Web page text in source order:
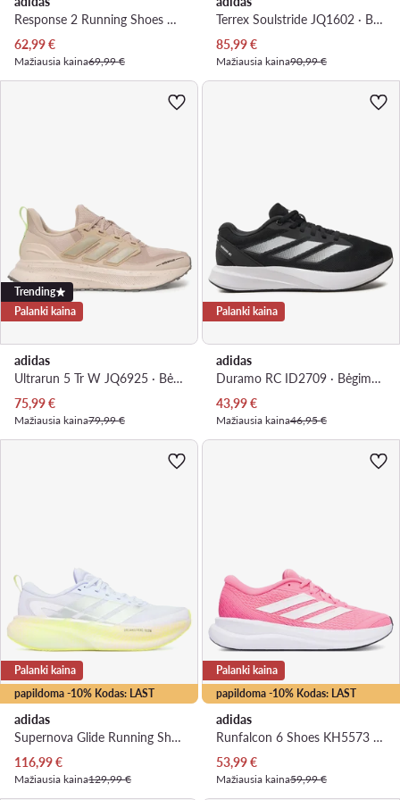
Response 2 Running Shoes KK4285 · Bėgimo batai
Dabartinė kaina
62,99€
Mažiausia kaina69,99 €
Terrex Soulstride JQ1602 · Bėgimo batai
Dabartinė kaina
85,99€
Mažiausia kaina90,99 €
Trending
Palanki kaina
adidas
Ultrarun 5 Tr W JQ6925 · Bėgimo batai
Dabartinė kaina
75,99€
Mažiausia kaina79,99 €
Palanki kaina
adidas
Duramo RC ID2709 · Bėgimo batai
Dabartinė kaina
43,99€
Mažiausia kaina46,95 €
papildoma -10% Kodas: LAST
Palanki kaina
adidas
Supernova Glide Running Shoes KJ1862 · Bėgimo batai
Dabartinė kaina
116,99€
Mažiausia kaina129,99 €
papildoma -10% Kodas: LAST
Palanki kaina
adidas
Runfalcon 6 Shoes KH5573 · Bėgimo batai
Dabartinė kaina
53,99€
Mažiausia kaina59,99 €